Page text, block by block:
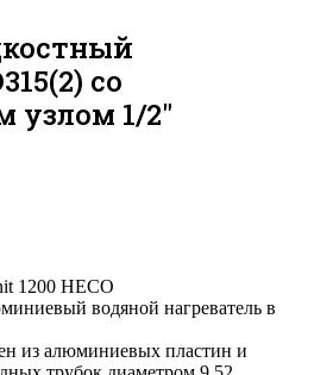
со
узлом 1/2″
1200 HECO
водяной нагреватель в
из алюминиевых пластин и